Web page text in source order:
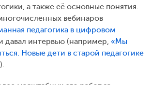
а также её основные понятия.
вебинаров
педагогика в цифровом
давал интервью (например, «Мы
Новые дети в старой педагогике
).